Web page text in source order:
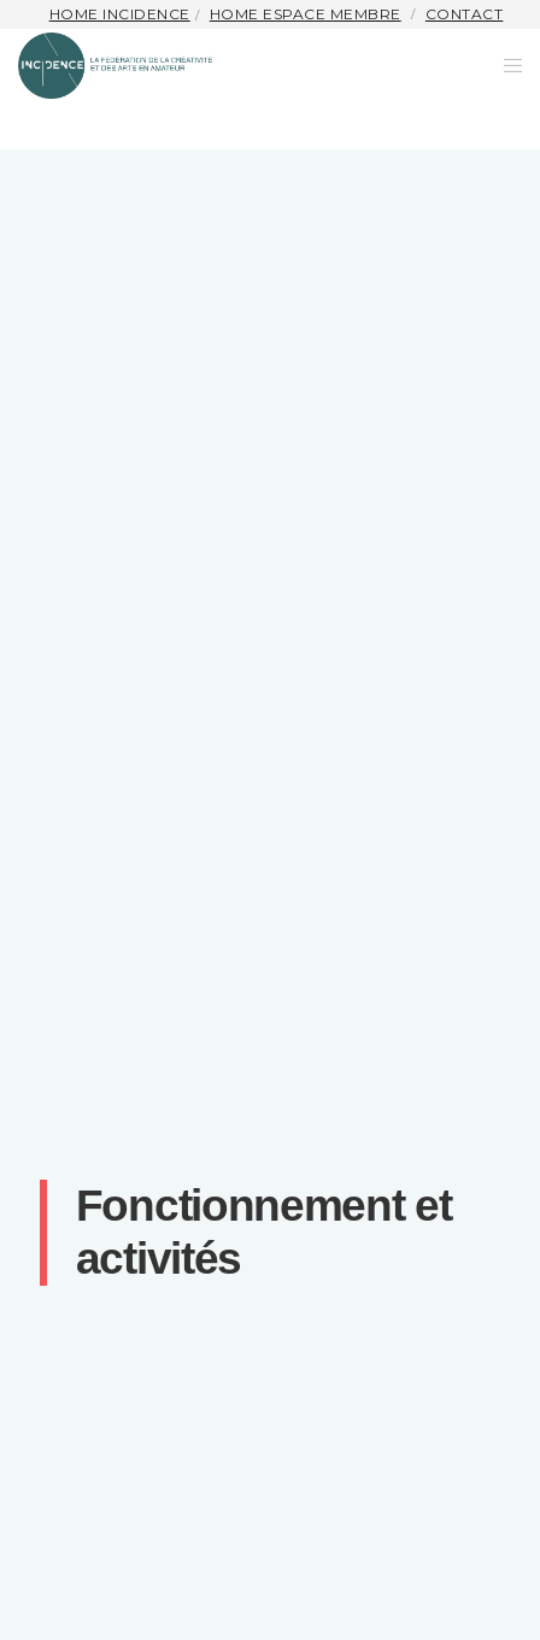
HOME INCIDENCE HOME ESPACE MEMBRE CONTACT
Fonctionnement et
activités